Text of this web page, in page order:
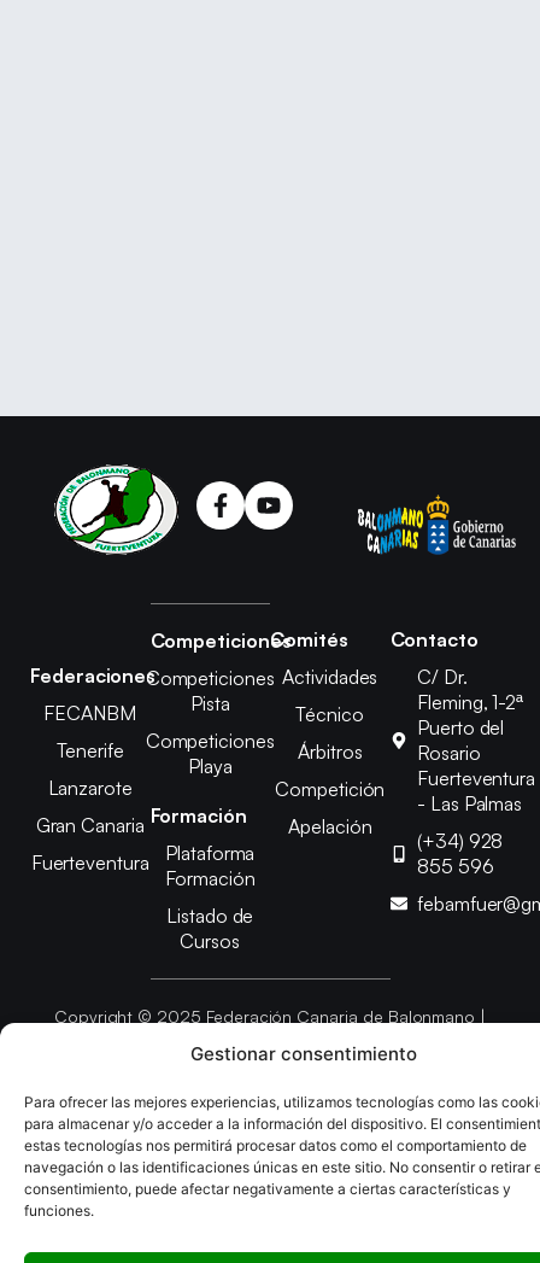
Gestionar consentimiento
Para ofrecer las mejores experiencias, utilizamos tecnologías como las
para almacenar y/o acceder a la información del dispositivo. El
estas tecnologías nos permitirá procesar datos como el comportamiento de
navegación o las identificaciones únicas en este sitio. No consentir o retirar
consentimiento, puede afectar negativamente a ciertas características y
funciones.
Federaciones
FECANBM
Tenerife
Lanzarote
Gran Canaria
Fuerteventura
Competiciones
Competiciones
Pista
Competiciones
Playa
Formación
Plataforma
Formación
Listado de
Cursos
Comités
Actividades
Técnico
Árbitros
Competición
Apelación
Contacto
C/ Dr.
Fleming, 1-2ª
Puerto del
Rosario
Fuerteventura
- Las Palmas
(+34) 928
855 596
Copyright © 2025 Federación Canaria de Balonmano |
Desarrollado por
TOOOLS
Aviso LegalPolítica de CookiesPolítica de Privacidad
Declaración de AccesibilidadPolítica de Ventas